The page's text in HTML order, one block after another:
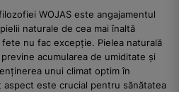
WOJAS este angajamentul
naturale de cea mai înaltă
nu fac excepție. Pielea naturală
acumularea de umiditate și
unui climat optim în
este crucial pentru sănătatea